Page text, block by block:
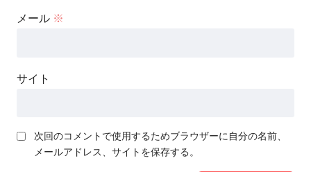
メール ※
サイト
次回のコメントで使用するためブラウザーに自分の名前、
メールアドレス、サイトを保存する。